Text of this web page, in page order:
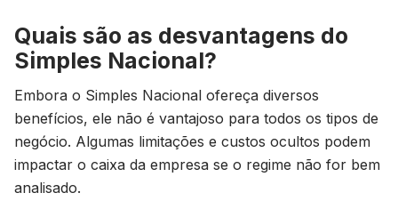
Quais são as desvantagens do
Simples Nacional?
Embora o Simples Nacional ofereça diversos
benefícios, ele não é vantajoso para todos os tipos de
negócio. Algumas limitações e custos ocultos podem
impactar o caixa da empresa se o regime não for bem
analisado.